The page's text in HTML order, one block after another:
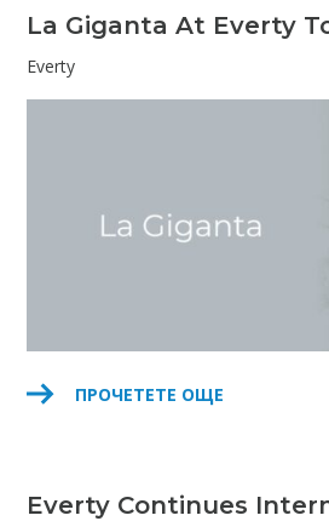
La Giganta At Everty
Everty
ПРОЧЕТЕТЕ ОЩЕ
Everty Continues